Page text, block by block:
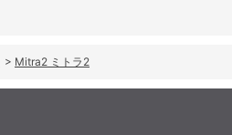
> Mitra2 ミトラ2